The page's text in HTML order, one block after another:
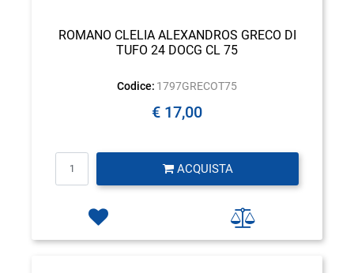
ROMANO CLELIA ALEXANDROS GRECO DI
TUFO 24 DOCG CL 75
Codice: 1797GRECOT75
€ 17,00
ACQUISTA